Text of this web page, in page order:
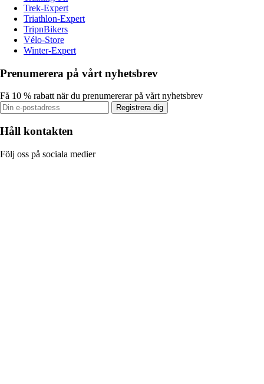
Trek-Expert
Triathlon-Expert
TripnBikers
Vélo-Store
Winter-Expert
Prenumerera på vårt nyhetsbrev
Få 10 % rabatt när du prenumererar på vårt nyhetsbrev
Registrera dig
Håll kontakten
Följ oss på sociala medier